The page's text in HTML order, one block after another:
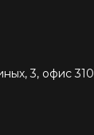
3, офис 310